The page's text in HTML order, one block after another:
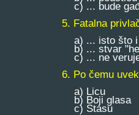
c) ... bude
5. Fatalna
a) ... isto što i
b) ... stvar
c) ... ne
6. Po čemu
a) Licu
b) Boji glasa
c) Stasu